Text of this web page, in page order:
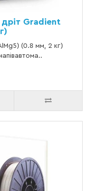
дріт Gradient
(0.8 мм, 2 кг)